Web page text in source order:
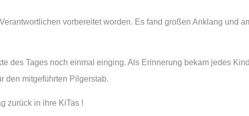
vorbereitet worden. Es fand großen Anklang und
des Tages noch einmal einging. Als Erinnerung bekam jedes
den mitgeführten Pilgerstab.
zurück in ihre KiTas !